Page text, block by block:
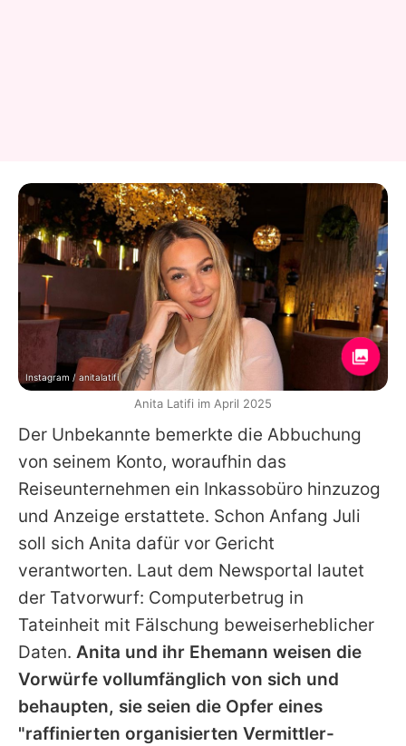
Der Unbekannte bemerkte die Abbuchung
von seinem Konto, woraufhin das
Reiseunternehmen ein Inkassobüro hinzuzog
und Anzeige erstattete. Schon Anfang Juli
soll sich Anita dafür vor Gericht
verantworten. Laut dem Newsportal lautet
der Tatvorwurf: Computerbetrug in
Tateinheit mit Fälschung beweiserheblicher
Daten. Anita und ihr Ehemann weisen die
Vorwürfe vollumfänglich von sich und
behaupten, sie seien die Opfer eines
"raffinierten organisierten Vermittler-
Instagram / anitalatifi
Anita Latifi im April 2025